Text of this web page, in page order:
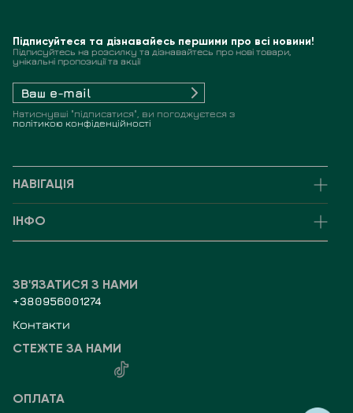
Підписуйтеся та дізнавайесь першими про всі новини!
Підписуйтесь на розсилку та дізнавайтесь про нові товари,
унікальні пропозиції та акції
Натиснувші "підписатися", ви погоджуєтеся з
політикою конфіденційності
НАВІГАЦІЯ
ІНФО
ЗВ'ЯЗАТИСЯ З НАМИ
+380956001274
Контакти
СТЕЖТЕ ЗА НАМИ
ОПЛАТА